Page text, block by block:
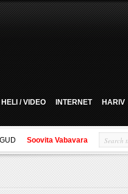
HELI / VIDEO INTERNET HARIV
Soovita Vabavara